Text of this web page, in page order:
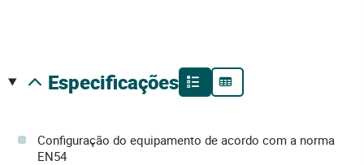
especificações
Configuração do equipamento de acordo com a norma
EN54